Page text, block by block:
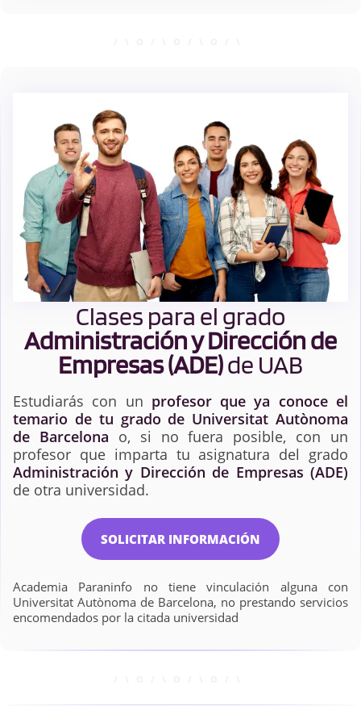
Clases para el grado
Administración y Dirección de
Empresas (ADE)de UAB
Estudiarás con un profesor que ya conoce el
temario de tu grado de Universitat Autònoma
de Barcelona o, si no fuera posible, con un
profesor que imparta tu asignatura del grado
Administración y Dirección de Empresas (ADE)
de otra universidad.
SOLICITAR INFORMACIÓN
Academia Paraninfo no tiene vinculación alguna con
Universitat Autònoma de Barcelona, no prestando servicios
encomendados por la citada universidad